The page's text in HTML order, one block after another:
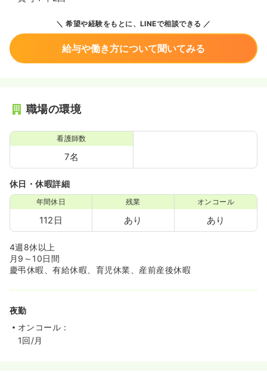
希望や経験をもとに、LINEで相談できる
給与や働き方について聞いてみる
職場の環境
看護師数
7名
休日・休暇詳細
年間休日
112日
残業
あり
オンコール
あり
4週8休以上
月9～10日間
慶弔休暇、有給休暇、育児休業、産前産後休暇
夜勤
オンコール：
1回/月